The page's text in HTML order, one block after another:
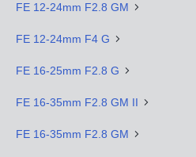
FE 12-24mm F2.8 GM
FE 12-24mm F4 G
FE 16-25mm F2.8 G
FE 16-35mm F2.8 GM II
FE 16-35mm F2.8 GM